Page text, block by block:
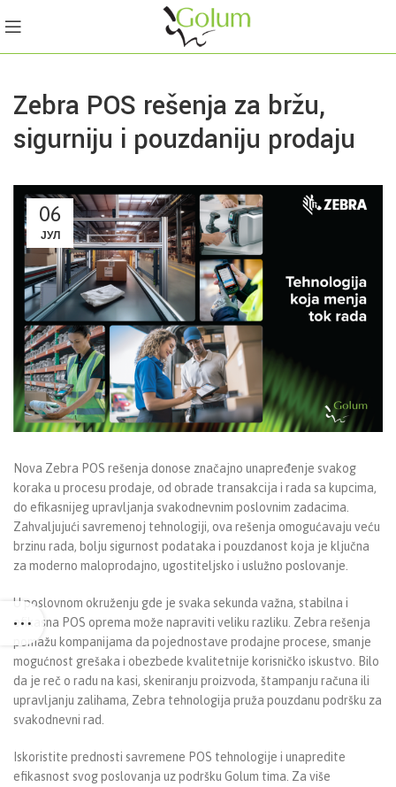
Zebra POS rešenja za bržu,
sigurniju i pouzdaniju prodaju
06
ЈУЛ
Nova Zebra POS rešenja donose značajno unapređenje svakog
koraka u procesu prodaje, od obrade transakcija i rada sa kupcima,
do efikasnijeg upravljanja svakodnevnim poslovnim zadacima.
Zahvaljujući savremenoj tehnologiji, ova rešenja omogućavaju veću
brzinu rada, bolju sigurnost podataka i pouzdanost koja je ključna
za moderno maloprodajno, ugostiteljsko i uslužno poslovanje.
U poslovnom okruženju gde je svaka sekunda važna, stabilna i
efikasna POS oprema može napraviti veliku razliku. Zebra rešenja
pomažu kompanijama da pojednostave prodajne procese, smanje
mogućnost grešaka i obezbede kvalitetnije korisničko iskustvo. Bilo
da je reč o radu na kasi, skeniranju proizvoda, štampanju računa ili
upravljanju zalihama, Zebra tehnologija pruža pouzdanu podršku za
svakodnevni rad.
Iskoristite prednosti savremene POS tehnologije i unapredite
efikasnost svog poslovanja uz podršku Golum tima. Za više